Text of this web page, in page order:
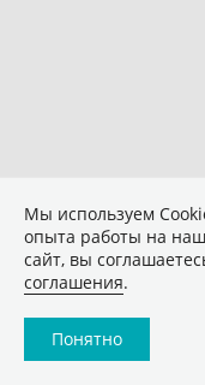
Мы используем
опыта работы на
сайт, вы
соглашения.
Понятно